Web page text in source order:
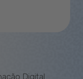
Digital